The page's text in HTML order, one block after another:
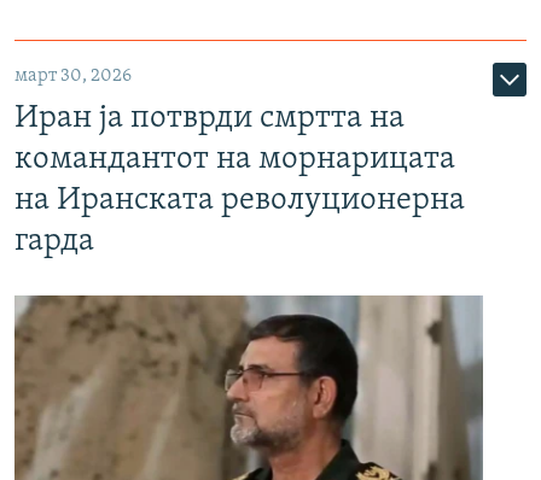
март 30, 2026
Иран ја потврди смртта на
командантот на морнарицата
на Иранската револуционерна
гарда